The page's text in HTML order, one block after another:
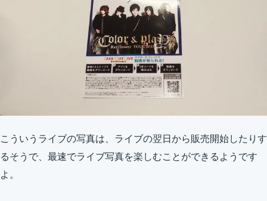
こういうライブの写真は、ライブの翌日から販売開始したりす
るそうで、最速でライブ写真を楽しむことができるようです
よ。